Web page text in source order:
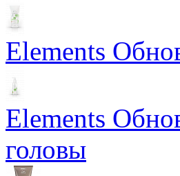
Elements
Elements
головы